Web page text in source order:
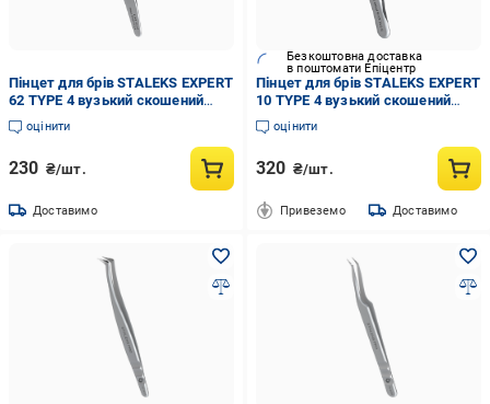
Пінцет для брів STALEKS EXPERT
62 TYPE 4 вузький скошений
(TE-62/4)
оцінити
230 ₴/шт.
Доставимо
Безкоштовна доставка
в поштомати Епіцентр
Пінцет для брів STALEKS EXPERT
10 TYPE 4 вузький скошений
(TE-10/4)
оцінити
320 ₴/шт.
Привеземо Доставимо